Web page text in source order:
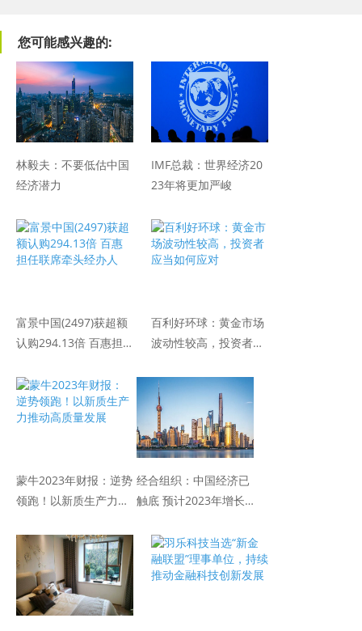
您可能感兴趣的:
林毅夫：不要低估中国
经济潜力
IMF总裁：世界经济20
23年将更加严峻
富景中国(2497)获超额
认购294.13倍 百惠担
百利好环球：黄金市场
波动性较高，投资者应
蒙牛2023年财报：逆势
领跑！以新质生产力推
经合组织：中国经济已
触底 预计2023年增长